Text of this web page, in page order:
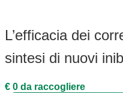
L’efficacia dei
sintesi di nuovi
€ 0 da raccogliere